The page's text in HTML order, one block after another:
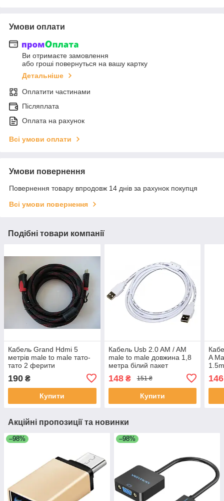
Умови оплати
Ви отримаєте замовлення
або гроші повернуться на вашу картку
Детальніше
Оплатити частинами
Післяплата
Оплата на рахунок
Всі умови оплати
Умови повернення
Повернення товару впродовж 14 днів за рахунок покупця
Всі умови повернення
Подібні товари компанії
Кабель Grand Hdmi 5
метрів male to male тато-
тато 2 ферити
190 ₴
Купити
Кабель Usb 2.0 AM / AM
male to male довжина 1,8
метра білий пакет
148₴ 151 ₴
Купити
A
146
Акційні пропозиції та новинки
–98% –98%